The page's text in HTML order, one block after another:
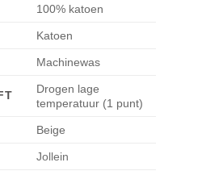
100% katoen
Katoen
Machinewas
Drogen lage
temperatuur (1 punt)
Beige
Jollein